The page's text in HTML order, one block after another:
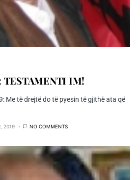
TESTAMENTI IM!
Me të drejtë do të pyesin të gjithë ata që
2019 NO COMMENTS